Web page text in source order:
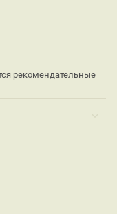
рекомендательные